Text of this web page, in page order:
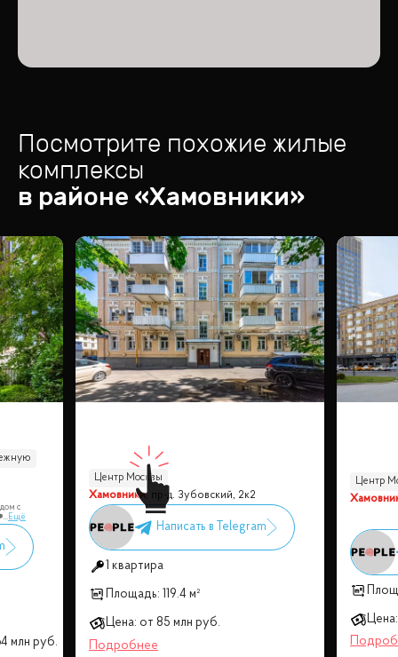
Посмотрите похожие жилые
комплексы
в районе «Хамовники»
с
...Ещё
млн руб.
Центр Москвы
Хамовники, пр-д. Зубовский, 2к2
1 квартира
Площадь: 119.4 м²
Цена: от 85 млн руб.
Центр
Цена: